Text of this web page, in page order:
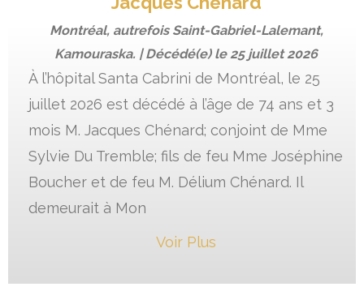
Montréal, autrefois Saint-Gabriel-Lalemant,
Kamouraska. | Décédé(e) le 25 juillet 2026
À l’hôpital Santa Cabrini de Montréal, le 25
juillet 2026 est décédé à l’âge de 74 ans et 3
mois M. Jacques Chénard; conjoint de Mme
Sylvie Du Tremble; fils de feu Mme Joséphine
Boucher et de feu M. Délium Chénard. Il
demeurait à Mon
Voir Plus